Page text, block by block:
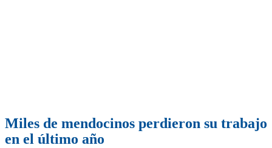
Miles de mendocinos perdieron su trabajo
en el último año